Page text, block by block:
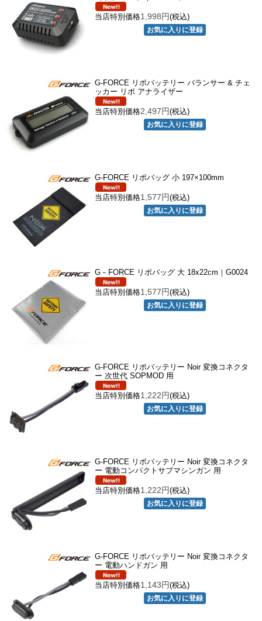
当店特別価格1,998円(税込)
G-FORCE リポバッテリー バランサー & チェ
ッカー リポ アナライザー
当店特別価格2,497円(税込)
G-FORCE リポバッグ 小 197×100mm
当店特別価格1,577円(税込)
G－FORCE リポバッグ 大 18x22cm｜G0024
当店特別価格1,577円(税込)
G-FORCE リポバッテリー Noir 変換コネクタ
ー 次世代 SOPMOD 用
当店特別価格1,222円(税込)
G-FORCE リポバッテリー Noir 変換コネクタ
ー 電動コンパクトサブマシンガン 用
当店特別価格1,222円(税込)
G-FORCE リポバッテリー Noir 変換コネクタ
ー 電動ハンドガン 用
当店特別価格1,143円(税込)